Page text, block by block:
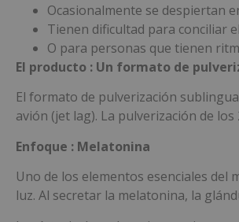
Ocasionalmente se despiertan
Tienen dificultad para conciliar
O para personas que tienen
El producto : Un formato de
El formato de pulverización
avión (jet lag). La pulverización de
Enfoque : Melatonina
Uno de los elementos esenciales
luz. Al secretar la melatonina, la